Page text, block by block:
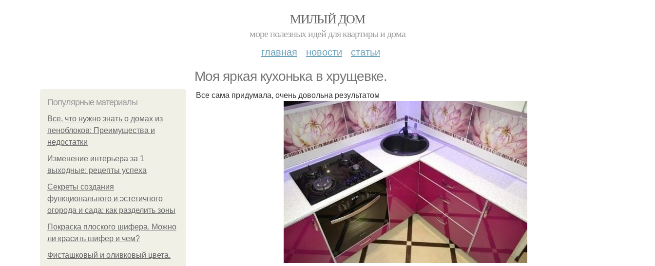
МИЛЫЙ ДОМ
море полезных идей для квартиры и дома
главная новости статьи
Моя яркая кухонька в хрущевке.
Популярные материалы
Все, что нужно знать о домах из
пеноблоков: Преимущества и
недостатки
Изменение интерьера за 1
выходные: рецепты успеха
Секреты создания
функционального и эстетичного
огорода и сада: как разделить зоны
Покраска плоского шифера. Можно
ли красить шифер и чем?
Фисташковый и оливковый цвета.
Все сама придумала, очень довольна результатом